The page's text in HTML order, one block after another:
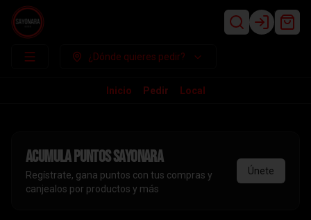
Login
¿Dónde quieres pedir?
Inicio Pedir Local
Acumulapuntos sayonara
Regístrate, gana puntos con tus compras y
canjealos por productos y más
Únete